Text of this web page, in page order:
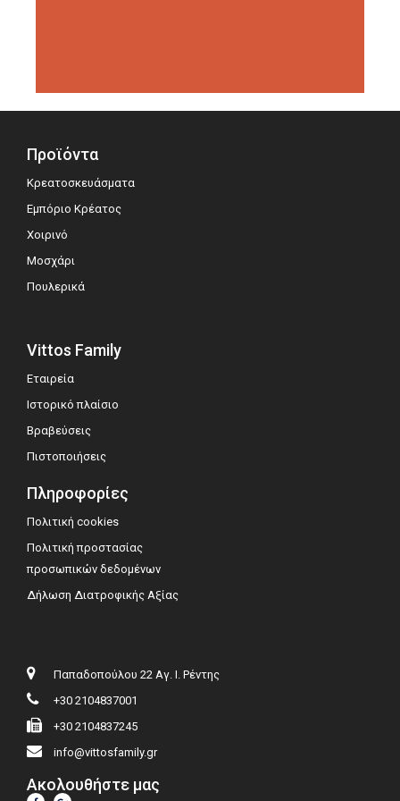
Προϊόντα
Κρεατοσκευάσματα
Εμπόριο Κρέατος
Χοιρινό
Μοσχάρι
Πουλερικά
Vittos Family
Εταιρεία
Ιστορικό πλαίσιο
Βραβεύσεις
Πιστοποιήσεις
Πληροφορίες
Πολιτική cookies
Πολιτική προστασίας
προσωπικών δεδομένων
Δήλωση Διατροφικής Αξίας
Παπαδοπούλου 22 Αγ. Ι. Ρέντης
+30 2104837001
+30 2104837245
info@vittosfamily.gr
Ακολουθήστε μας